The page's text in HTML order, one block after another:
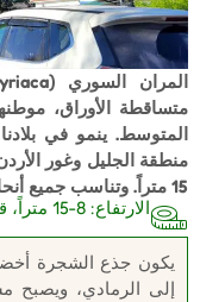
متساقطة الأوراق،
المتوسط. ينمو في
15 متراً. وتناسب جميع أنحاء البلاد باستثناء وادي عربة وإيلات.
الارتفاع: 8-15 متراً، قطر المظلة: 6-10 أمتار
يكون جذع الشجرة
إلى الرمادي، ويصبح